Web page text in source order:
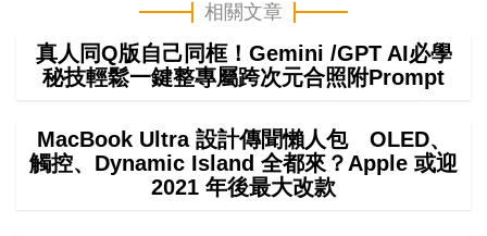
相關文章
真人同Q版自己同框！Gemini /GPT AI必學
秘技輕鬆一鍵整專屬跨次元合照附Prompt
MacBook Ultra 設計傳聞懶人包 OLED、
觸控、Dynamic Island 全都來？Apple 或迎
2021 年後最大改款